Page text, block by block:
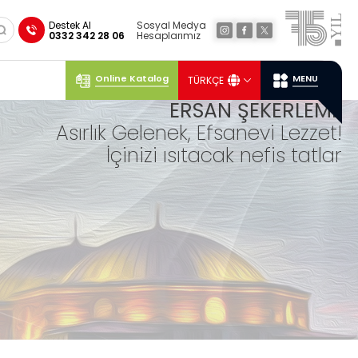
×
SosyalMedya Ersan Konum
LO
KUM
LAR
Destek Al
0332 342 28 06
Sosyal Medya
Hesaplarımız
Online Katalog TÜRKÇE MENU
ERSAN ŞEKERLEME
Asırlık Gelenek, Efsanevi Lezzet!
İçinizi ısıtacak nefis tatlar